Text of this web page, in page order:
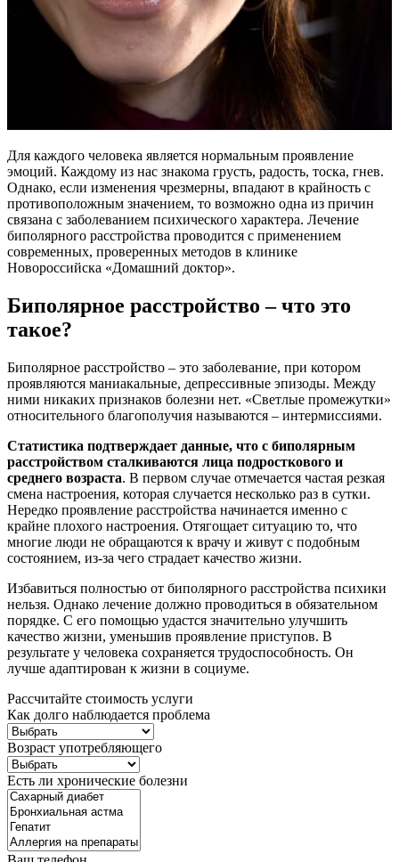
Для каждого человека является нормальным проявление
эмоций. Каждому из нас знакома грусть, радость, тоска, гнев.
Однако, если изменения чрезмерны, впадают в крайность с
противоположным значением, то возможно одна из причин
связана с заболеванием психического характера. Лечение
биполярного расстройства проводится с применением
современных, проверенных методов в клинике
Новороссийска «Домашний доктор».
Биполярное расстройство – что это
такое?
Биполярное расстройство – это заболевание, при котором
проявляются маниакальные, депрессивные эпизоды. Между
ними никаких признаков болезни нет. «Светлые промежутки»
относительного благополучия называются – интермиссиями.
Статистика подтверждает данные, что с биполярным
расстройством сталкиваются лица подросткового и
среднего возраста. В первом случае отмечается частая резкая
смена настроения, которая случается несколько раз в сутки.
Нередко проявление расстройства начинается именно с
крайне плохого настроения. Отягощает ситуацию то, что
многие люди не обращаются к врачу и живут с подобным
состоянием, из-за чего страдает качество жизни.
Избавиться полностью от биполярного расстройства психики
нельзя. Однако лечение должно проводиться в обязательном
порядке. С его помощью удастся значительно улучшить
качество жизни, уменьшив проявление приступов. В
результате у человека сохраняется трудоспособность. Он
лучше адаптирован к жизни в социуме.
Рассчитайте стоимость услуги
Как долго наблюдается проблема
Возраст употребляющего
Есть ли хронические болезни